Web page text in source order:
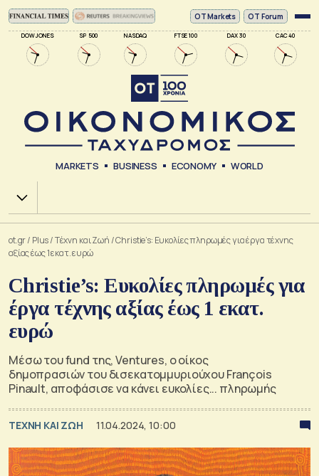
DOW JONES SP 500 NASDAQ FTSE 100 DAX 30 CAC 40
ΟΤ Markets OT Forum
MARKETS BUSINESS ECONOMY WORLD
Χ.Α.
ot.gr/ Plus/Tέχνη και Ζωή /Christie’s: Ευκολίες πληρωμές για έργα τέχνης
αξίας έως 1 εκατ. ευρώ
Christie’s: Ευκολίες πληρωμές για
έργα τέχνης αξίας έως 1 εκατ.
ευρώ
Μέσω του fund της, Ventures, ο οίκος
δημοπρασιών του δισεκατομμυριούχου François
Pinault, αποφάσισε να κάνει ευκολίες... πληρωμής
TΕΧΝΗ ΚΑΙ ΖΩΗ 11.04.2024, 10:00